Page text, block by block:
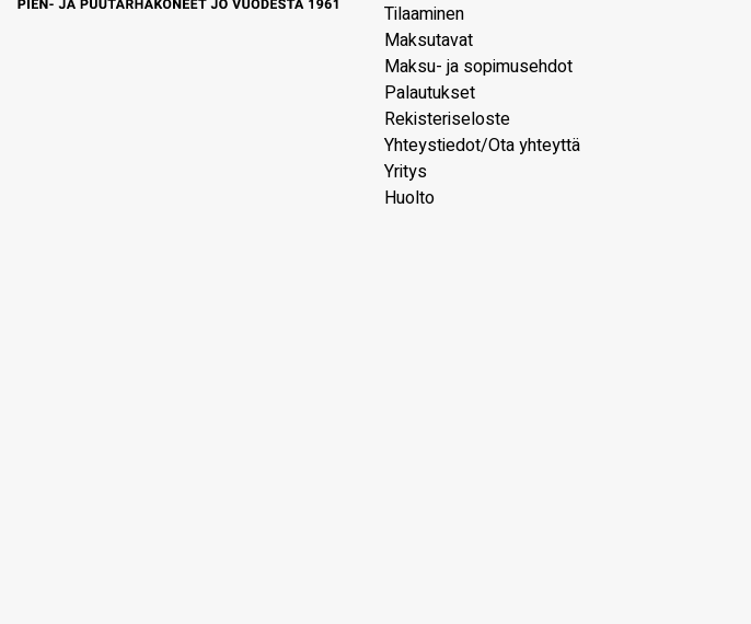
Tilaaminen
Maksutavat
Maksu- ja sopimusehdot
Palautukset
Rekisteriseloste
Yhteystiedot/Ota yhteyttä
Yritys
Huolto